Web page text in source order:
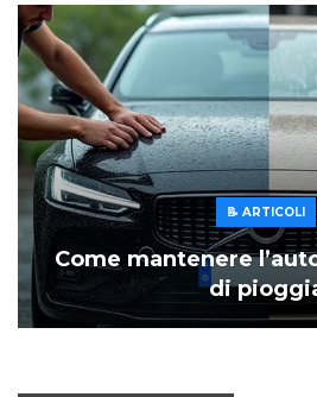
📝 ARTICOLI
Come mantenere
di